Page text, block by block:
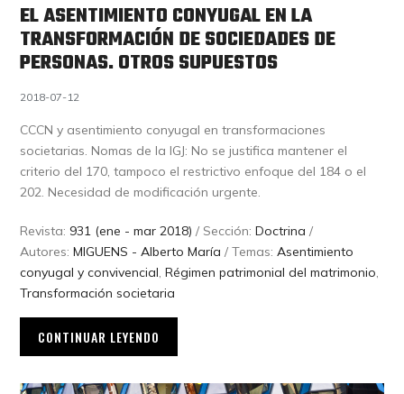
EL ASENTIMIENTO CONYUGAL EN LA
TRANSFORMACIÓN DE SOCIEDADES DE
PERSONAS. OTROS SUPUESTOS
2018-07-12
CCCN y asentimiento conyugal en transformaciones
societarias. Nomas de la IGJ: No se justifica mantener el
criterio del 170, tampoco el restrictivo enfoque del 184 o el
202. Necesidad de modificación urgente.
Revista: 931 (ene - mar 2018) / Sección:Doctrina /
Autores:MIGUENS - Alberto María / Temas:Asentimiento
conyugal y convivencial,Régimen patrimonial del matrimonio,
Transformación societaria
CONTINUAR LEYENDO